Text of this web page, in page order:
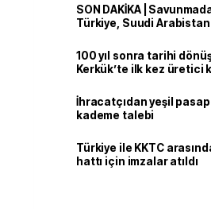
SON DAKİKA |
Türkiye, Suudi
100 yıl sonra tarihi
Kerkük’te ilk kez üretici
İhracatçıdan yeşil
kademe talebi
Türkiye ile KKTC
hattı için imzalar atıldı